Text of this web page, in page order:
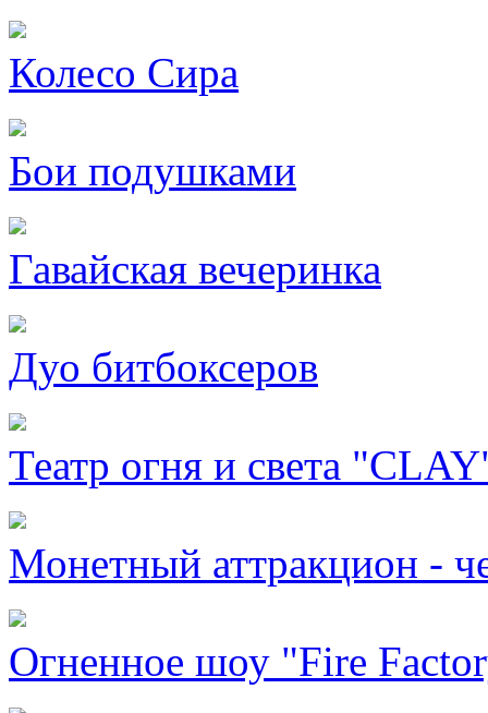
Колесо Сира
Бои подушками
Гавайская вечеринка
Дуо битбоксеров
Театр огня и света
Монетный аттракцион -
Огненное шоу "Fire